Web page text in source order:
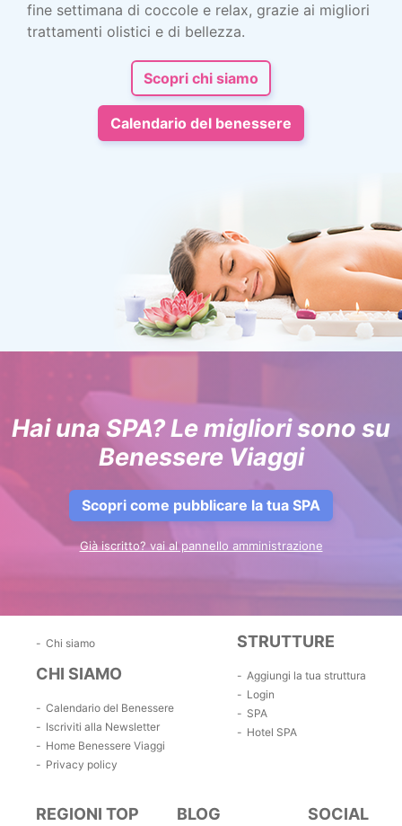
fine settimana di coccole e relax, grazie ai migliori
trattamenti olistici e di bellezza.
Scopri chi siamo
Calendario del benessere
Hai una SPA? Le migliori sono su
Benessere Viaggi
Scopri come pubblicare la tua SPA
Già iscritto? vai al pannello amministrazione
Chi siamo
CHI SIAMO
Calendario del Benessere
Iscriviti alla Newsletter
Home Benessere Viaggi
Privacy policy
STRUTTURE
Aggiungi la tua struttura
Login
SPA
Hotel SPA
REGIONI TOP BLOG SOCIAL